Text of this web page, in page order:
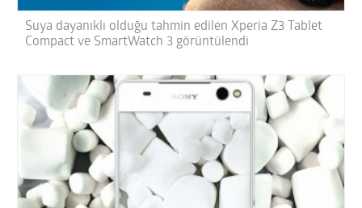
Suya dayanıklı olduğu tahmin edilen Xperia Z3 Tablet
Compact ve SmartWatch 3 görüntülendi